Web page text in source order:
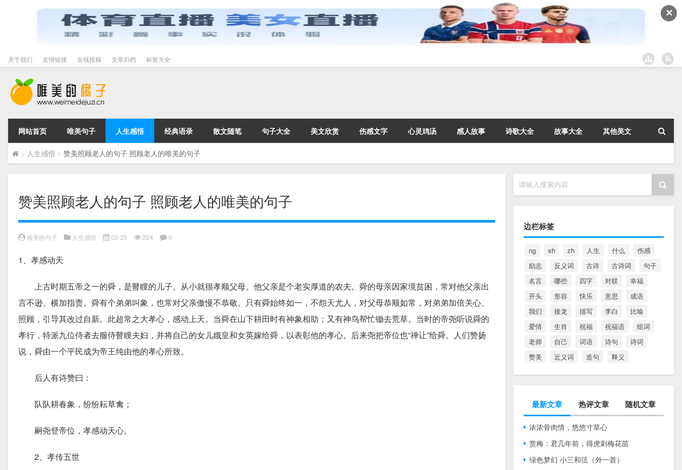
✕
关于我们 友情链接 在线投稿 文章归档 标签大全
网站首页 唯美句子 人生感悟 经典语录 散文随笔 句子大全 美文欣赏 伤感文字 心灵鸡汤 感人故事 诗歌大全 故事大全 其他美文
> 人生感悟 > 赞美照顾老人的句子 照顾老人的唯美的句子
赞美照顾老人的句子 照顾老人的唯美的句子
唯美的句子 人生感悟 02-25 224 0
1、孝感动天
上古时期五帝之一的舜，是瞽瞍的儿子。从小就很孝顺父母。他父亲是个老实厚道的农夫。舜的母亲因家境贫困，常对他父亲出
言不逊、横加指责。舜有个弟弟叫象，也常对父亲傲慢不恭敬。只有舜始终如一，不怨天尤人，对父母恭顺如常，对弟弟加倍关心、
照顾，引导其改过自新。此超常之大孝心，感动上天。当舜在山下耕田时有神象相助；又有神鸟帮忙锄去荒草。当时的帝尧听说舜的
孝行，特派九位侍者去服侍瞽瞍夫妇，并将自己的女儿娥皇和女英嫁给舜，以表彰他的孝心。后来尧把帝位也“禅让”给舜。人们赞扬
说，舜由一个平民成为帝王纯由他的孝心所致。
后人有诗赞曰：
队队耕春象，纷纷耘草禽；
嗣尧登帝位，孝感动天心。
2、孝传五世
请输入搜索内容
边栏标签
ng sh zh 人生 什么
伤感
励志
反义词 古诗 古诗词
句子
名言
哪些 四字 对联
幸福
开头
形容 快乐 意思
成语
我们
接龙 描写 李白
比喻
爱情
生肖 祝福 祝福语
组词
老师
自己 词语 诗句
诗词
赞美
近义词 造句 释义
最新文章 热评文章 随机文章
浓浓骨肉情，悠悠寸草心
赏梅：君几年前，得虎刺梅花苗
绿色梦幻 小三和弦（外一首）